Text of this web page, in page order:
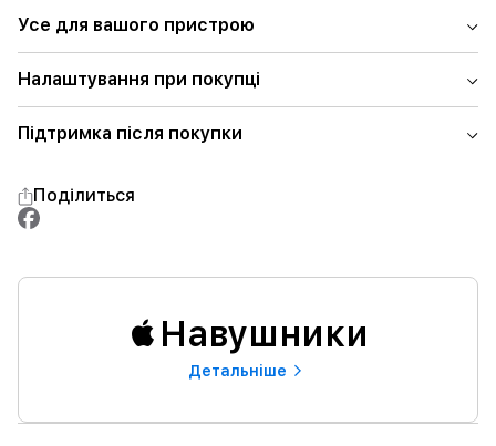
Усе для вашого пристрою
Налаштування при покупці
Підтримка після покупки
Поділиться
Навушники
Детальнiше